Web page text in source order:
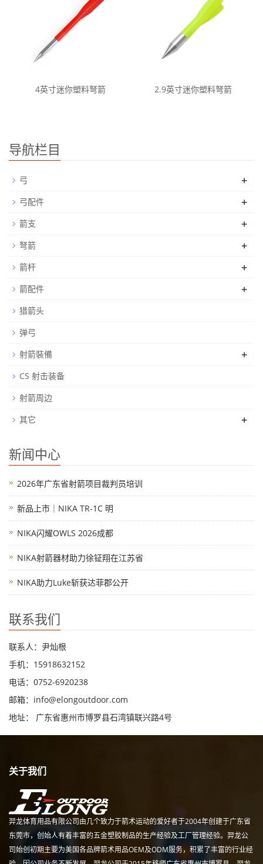
4英寸迷你塑料弩箭 2.9英寸迷你塑料弩箭
导航栏目
弓 +
弓配件 +
箭支 +
弩箭 +
箭杆 +
箭配件 +
猎箭头
弹弓
射箭裝備
+
CS 射击装备
射箭周边
其它
+
新闻中心
2026年广东省射箭项目裁判员培训
新品上市｜NIKA TR-1C 明
NIKA闪耀OWLS 2026成都
NIKA射箭器材助力徐钲翔在江苏省
NIKA助力Luke斩获达菲郡公开
联系我们
联系人：尹灿根
手机：15918632152
电话：0752-6920238
邮箱： info@elongoutdoor.com
地址： 广东省惠州市博罗县石湾镇联兴路4号
关于我们
羿龙体育用品有限公司由几个致力于箭术运动的爱好者于2004年创建于广东省
东莞市，创始人有着丰富的五金塑胶制品的生产经验及工厂管理经验。羿龙公
司始创初期主要为美国各品牌箭术用品OEM及ODM服务，积累了丰富的行业经